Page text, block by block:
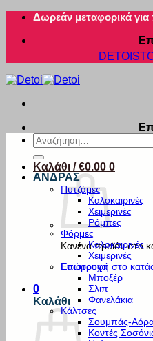
Μετάβαση
περιεχόμενο
Δωρεάν μεταφορικά
Καλάθι /€0.00 0
Κανένα προϊόν στο
Επιστροφή στο
0
Καλάθι
Αναζήτηση
για:
ΑΝΔΡΑΣ
Πυτζάμες
Καλοκαιρινές
Χειμερινές
Ρόμπες
Φόρμες
Καλοκαιρινές
Χειμερινές
Εσώρουχα
Μποξέρ
Σλιπ
Φανελάκια
Κάλτσες
Σουμπάς-
Κοντές